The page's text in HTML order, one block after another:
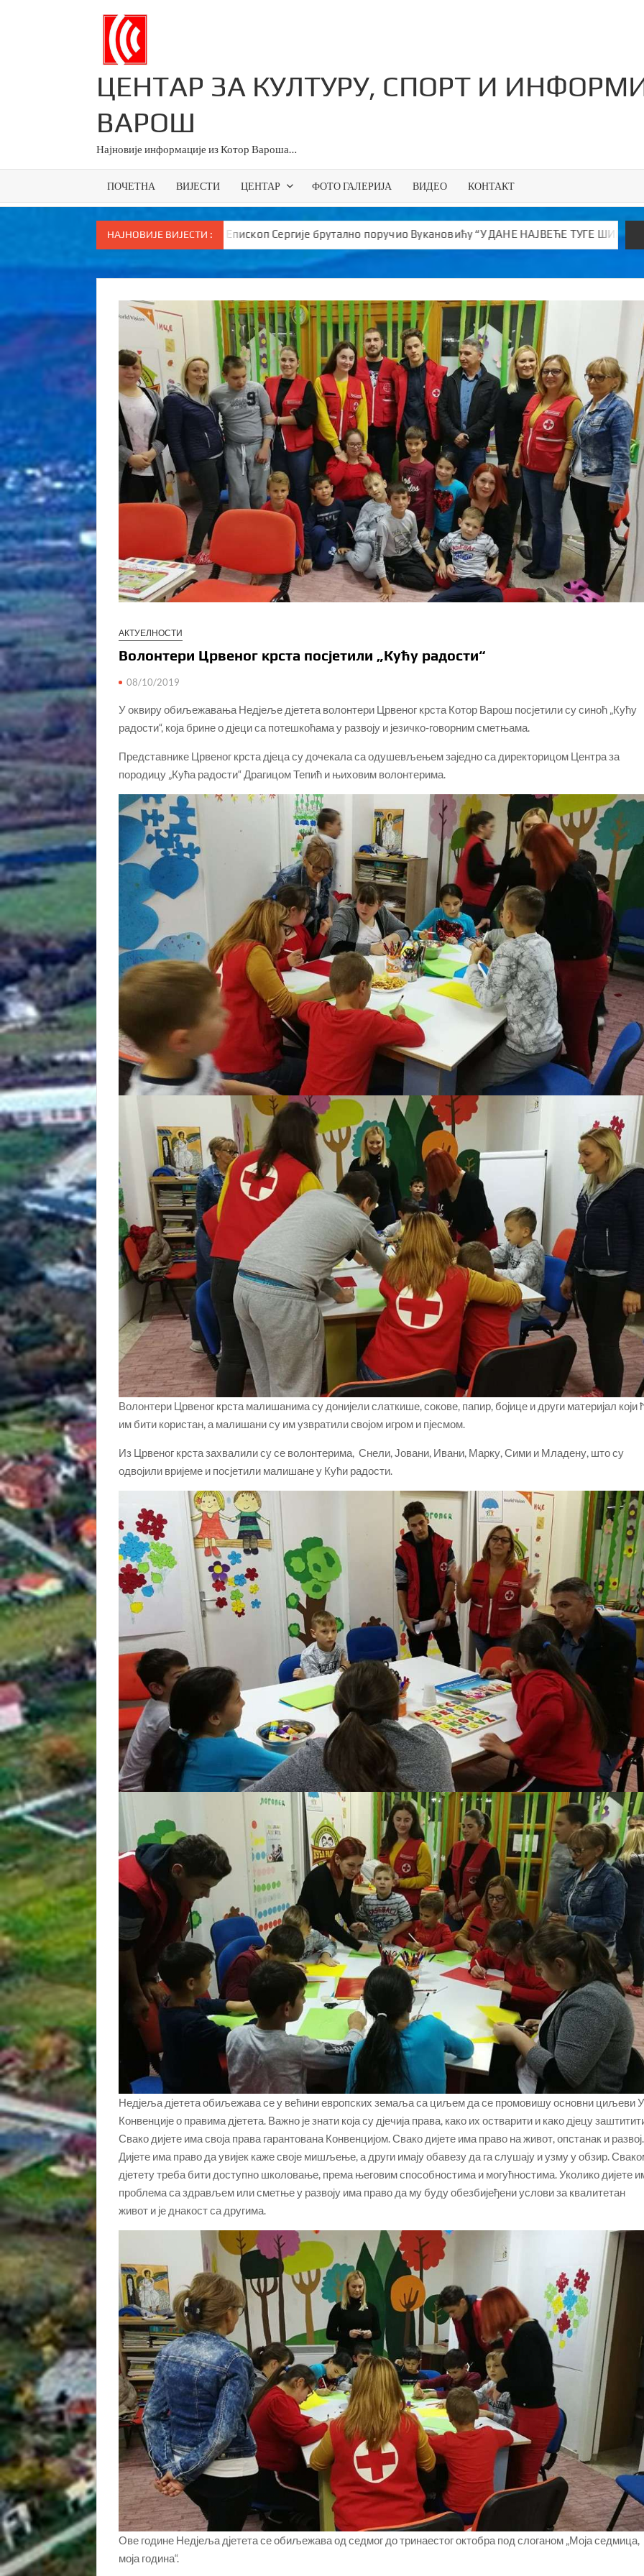
ЦЕНТАР ЗА КУЛТУРУ, СПОРТ И
ВАРОШ
Најновије информације из Котор Вароша…
ПОЧЕТНА ВИЈЕСТИ ЦЕНТАР ФОТО ГАЛЕРИЈА ВИДЕО КОНТАКТ
НАЈНОВИЈЕ ВИЈЕСТИ :
Епископ Сергије брутално поручио Вукановићу “У ДАНЕ НАЈВЕЋЕ ТУГЕ ШИРИШ ОТРОВ и јефтине лажи!”
АКТУЕЛНОСТИ
Волонтери Црвеног крста посјетили „Кућу радости“
08/10/2019
У оквиру обиљежавања Недјеље дјетета волонтери Црвеног крста Котор Варош посјетили су синоћ „Кућу
радости“, која брине о дјеци са потешкоћама у развоју и језичко-говорним сметњама.
Представнике Црвеног крста дјеца су дочекала са одушевљењем заједно са директорицом Центра за
породицу „Кућа радости“ Драгицом Тепић и њиховим волонтерима.
Волонтери Црвеног крста малишанима су донијели слаткише, сокове, папир, бојице и други материјал који
им бити користан, а малишани су им узвратили својом игром и пјесмом.
Из Црвеног крста захвалили су се волонтерима, Снели, Јовани, Ивани, Марку, Сими и Младену, што су
одвојили вријеме и посјетили малишане у Кући радости.
Недјеља дјетета обиљежава се у већини европских земаља са циљем да се промовишу основни циљеви
Конвенције о правима дјетета. Важно је знати која су дјечија права, како их остварити и како дјецу
Свако дијете има своја права гарантована Конвенцијом. Свако дијете има право на живот, опстанак и развој.
Дијете има право да увијек каже своје мишљење, а други имају обавезу да га слушају и узму у обзир.
дјетету треба бити доступно школовање, према његовим способностима и могућностима. Уколико дијете
проблема са здрављем или сметње у развоју има право да му буду обезбијеђени услови за квалитетан
живот и је днакост са другима.
Ове године Недјеља дјетета се обиљежава од седмог до тринаестог октобра под слоганом „Моја седмица,
моја година“.